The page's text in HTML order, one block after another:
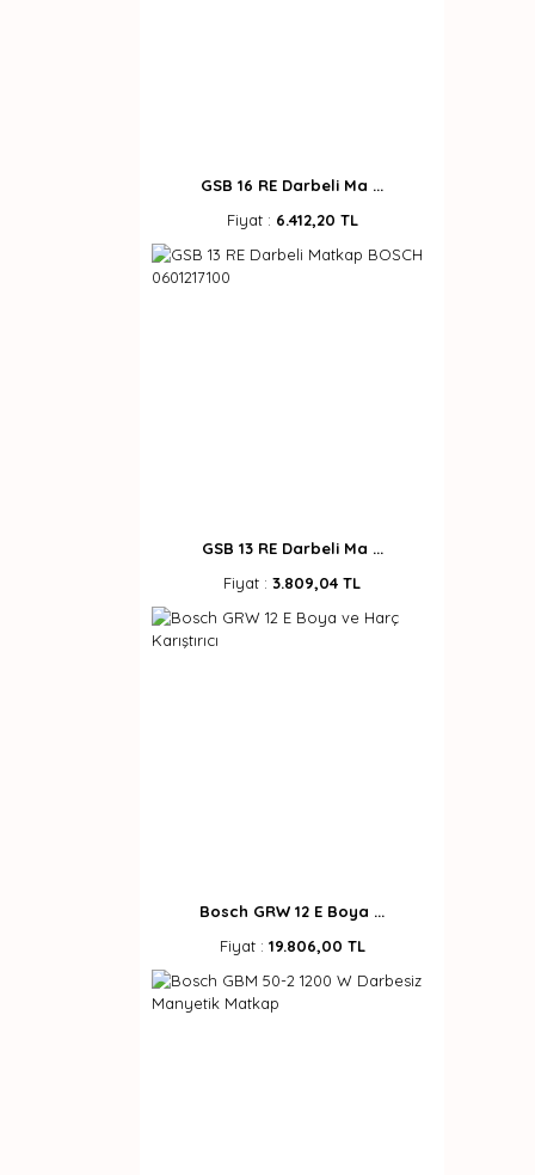
GSB 16 RE Darbeli Ma ...
Fiyat : 6.412,20 TL
GSB 13 RE Darbeli Ma ...
Fiyat : 3.809,04 TL
Bosch GRW 12 E Boya ...
Fiyat : 19.806,00 TL